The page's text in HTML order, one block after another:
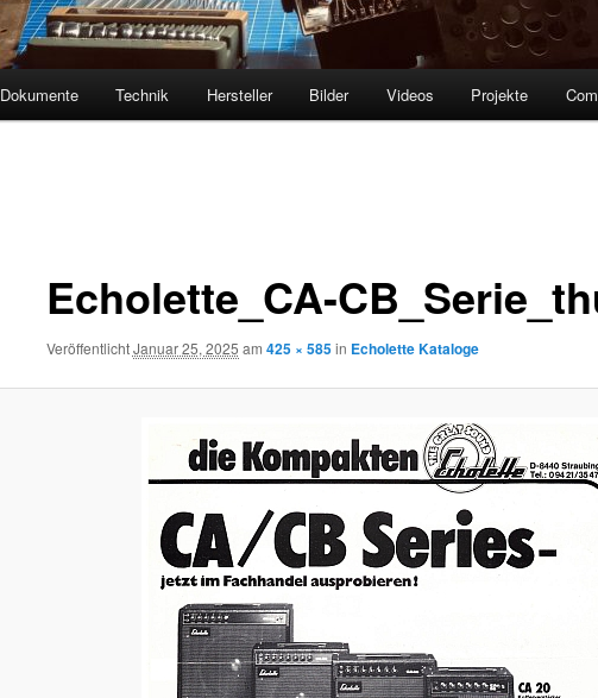
Dokumente Technik Hersteller Bilder Videos Projekte
Echolette_CA-
VeröffentlichtJanuar 25, 2025 am 425 × 585in Echolette Kataloge